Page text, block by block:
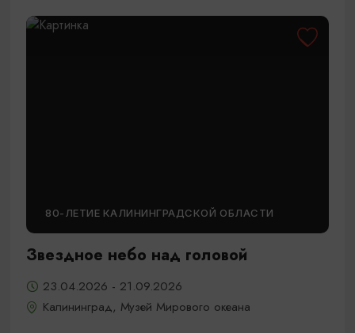
80-ЛЕТИЕ КАЛИНИНГРАДСКОЙ ОБЛАСТИ
Звездное небо над головой
23.04.2026 - 21.09.2026
Калининград, Музей Мирового океана